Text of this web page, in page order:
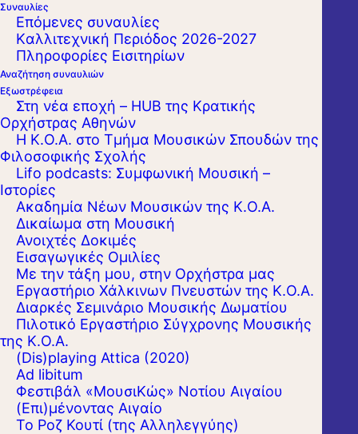
Συναυλίες
Επόμενες συναυλίες
Kαλλιτεχνική Περιόδος 2026-2027
Πληροφορίες Εισιτηρίων
Αναζήτηση συναυλιών
Εξωστρέφεια
Στη νέα εποχή – HUB της Κρατικής
Ορχήστρας Αθηνών
Η Κ.Ο.Α. στο Τμήμα Μουσικών Σπουδών της
Φιλοσοφικής Σχολής
Lifo podcasts: Συμφωνική Μουσική –
Ιστορίες
Ακαδημία Νέων Μουσικών της Κ.Ο.Α.
Δικαίωμα στη Μουσική
Ανοιχτές Δοκιμές
Εισαγωγικές Ομιλίες
Με την τάξη μου, στην Ορχήστρα μας
Εργαστήριo Χάλκινων Πνευστών της Κ.Ο.Α.
Διαρκές Σεμινάριο Μουσικής Δωματίου
Πιλοτικό Εργαστήριο Σύγχρονης Μουσικής
της Κ.Ο.Α.
(Dis)playing Attica (2020)
Ad libitum
Φεστιβάλ «ΜουσιΚώς» Νοτίου Αιγαίου
(Επι)μένοντας Αιγαίο
Το Ροζ Κουτί (της Αλληλεγγύης)